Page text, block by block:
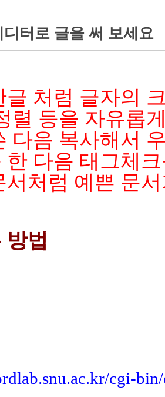
디터로 글을 써 보세요
글 처럼 글자의
렬 등을 자유롭
다음 복사해서
한 다음 태그체
서처럼 예쁜 문
방법
cgi-